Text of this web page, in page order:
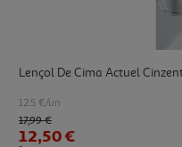
Lençol De Cima Actuel
12.5 €/un
Price reduced from
17,99 €to
12,50 €